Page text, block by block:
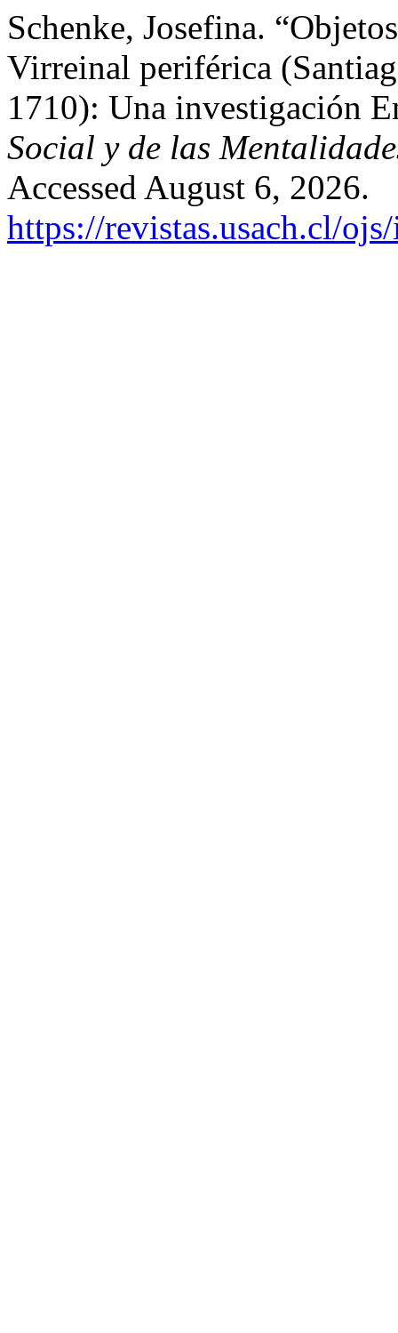
Schenke, Josefina.
Virreinal periférica
1710): Una investigación
Social y de las
Accessed August 6, 2026.
https://revistas.usach.cl/